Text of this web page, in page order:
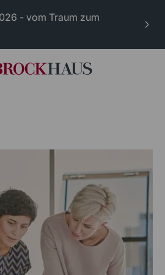
- vom Traum zum